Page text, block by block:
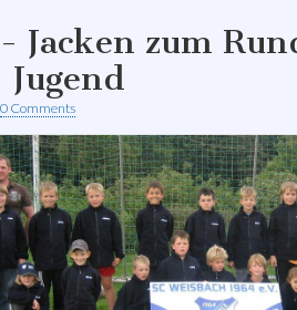
Jacken zum
0 Comments